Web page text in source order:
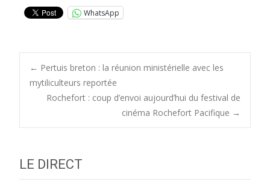
WhatsApp
Post
navigation
← Pertuis breton : la réunion ministérielle avec les
mytiliculteurs reportée
Rochefort : coup d’envoi aujourd’hui du festival de
cinéma Rochefort Pacifique →
LE DIRECT